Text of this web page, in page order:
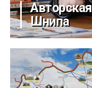
Шнипа